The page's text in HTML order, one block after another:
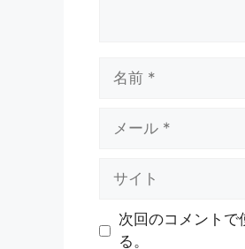
次回のコメントで
る。